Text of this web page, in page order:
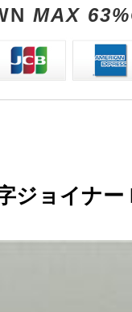
MAX
ジョイナー